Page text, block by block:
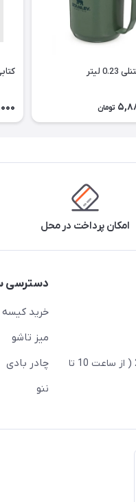
لیتر
تومان
امکان پرداخت در محل
تهران،ضلع شرقی میدان منیریه،پلاک5،واحد2 ( از ساعت 10 تا
دسترسی
خرید
میز تاشو
چادر بادی
ننو